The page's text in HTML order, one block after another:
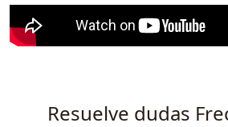
iv
Resuelve dudas